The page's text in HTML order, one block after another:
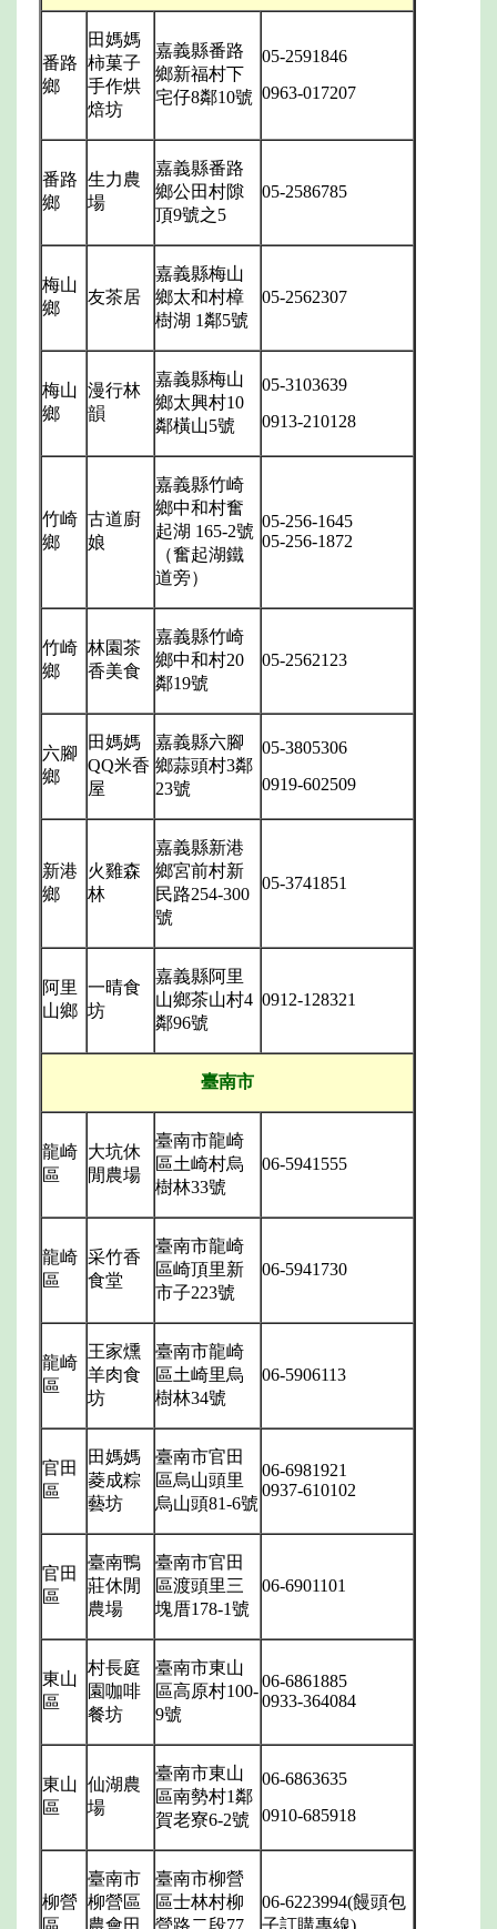
番路
鄉
田媽媽
柿菓子
手作烘
焙坊
嘉義縣番路
鄉新福村下
宅仔8鄰10號
05-2591846
0963-017207
番路
鄉
生力農
場
嘉義縣番路
鄉公田村隙
頂9號之5
05-2586785
梅山
鄉
友茶居
嘉義縣梅山
鄉太和村樟
樹湖 1鄰5號
05-2562307
梅山
鄉
漫行林
韻
嘉義縣梅山
鄉太興村10
鄰橫山5號
05-3103639
0913-210128
竹崎
鄉
古道廚
娘
嘉義縣竹崎
鄉中和村奮
起湖 165-2號
（奮起湖鐵
道旁）
05-256-1645
05-256-1872
竹崎
鄉
林園茶
香美食
嘉義縣竹崎
鄉中和村20
鄰19號
05-2562123
六腳
鄉
田媽媽
QQ米香
屋
嘉義縣六腳
鄉蒜頭村3鄰
23號
05-3805306
0919-602509
新港
鄉
火雞森
林
嘉義縣新港
鄉宮前村新
民路254-300
號
05-3741851
阿里
山鄉
一晴食
坊
嘉義縣阿里
山鄉茶山村4
鄰96號
0912-128321
臺南市
龍崎
區
大坑休
閒農場
臺南市龍崎
區土崎村烏
樹林33號
06-5941555
龍崎
區
采竹香
食堂
臺南市龍崎
區崎頂里新
市子223號
06-5941730
龍崎
區
王家燻
羊肉食
坊
臺南市龍崎
區土崎里烏
樹林34號
06-5906113
官田
區
田媽媽
菱成粽
藝坊
臺南市官田
區烏山頭里
烏山頭81-6號
06-6981921
0937-610102
官田
區
臺南鴨
莊休閒
農場
臺南市官田
區渡頭里三
塊厝178-1號
06-6901101
東山
區
村長庭
園咖啡
餐坊
臺南市東山
區高原村100-
9號
06-6861885
0933-364084
東山
區
仙湖農
場
臺南市東山
區南勢村1鄰
賀老寮6-2號
06-6863635
0910-685918
柳營
區
臺南市
柳營區
農會田
臺南市柳營
區士林村柳
營路二段77
06-6223994(饅頭包
子訂購專線)